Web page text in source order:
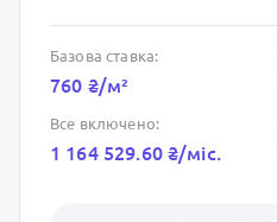
Базова ставка:
760 ₴/м²
Все включено:
1 164 529.60 ₴/мic.